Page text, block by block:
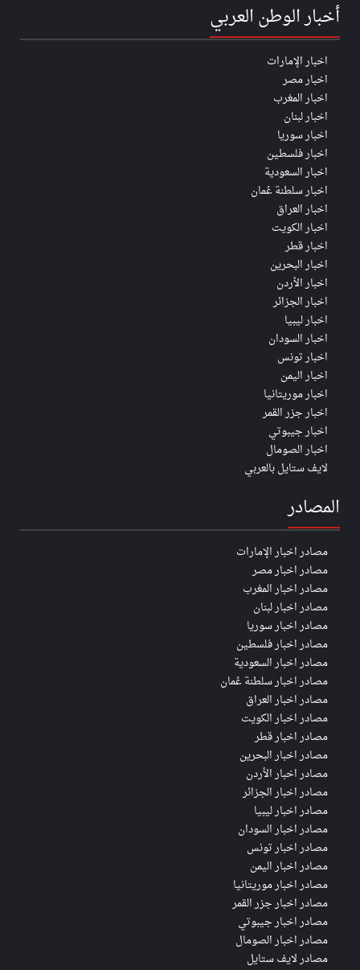
أخبار الوطن العربي
اخبار الإمارات
اخبار مصر
اخبار المغرب
اخبار لبنان
اخبار سوريا
اخبار فلسطين
اخبار السعودية
اخبار سلطنة عُمان
اخبار العراق
اخبار الكويت
اخبار قطر
اخبار البحرين
اخبار الأردن
اخبار الجزائر
اخبار ليبيا
اخبار السودان
اخبار تونس
اخبار اليمن
اخبار موريتانيا
اخبار جزر القمر
اخبار جيبوتي
اخبار الصومال
لايف ستايل بالعربي
المصادر
مصادر اخبار الإمارات
مصادر اخبار مصر
مصادر اخبار المغرب
مصادر اخبار لبنان
مصادر اخبار سوريا
مصادر اخبار فلسطين
مصادر اخبار السعودية
مصادر اخبار سلطنة عُمان
مصادر اخبار العراق
مصادر اخبار الكويت
مصادر اخبار قطر
مصادر اخبار البحرين
مصادر اخبار الأردن
مصادر اخبار الجزائر
مصادر اخبار ليبيا
مصادر اخبار السودان
مصادر اخبار تونس
مصادر اخبار اليمن
مصادر اخبار موريتانيا
مصادر اخبار جزر القمر
مصادر اخبار جيبوتي
مصادر اخبار الصومال
مصادر لايف ستايل